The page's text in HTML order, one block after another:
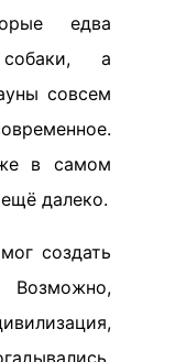
едва
а
совсем
в самом
далеко.
создать